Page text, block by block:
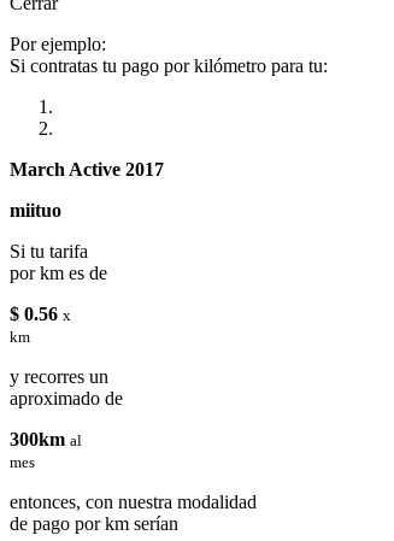
Por ejemplo:
Si contratas tu pago por kilómetro para tu:
March Active 2017
miituo
Si tu tarifa
por km es de
$ 0.56 x
km
y recorres un
aproximado de
300km al
mes
entonces, con nuestra modalidad
de pago por km serían